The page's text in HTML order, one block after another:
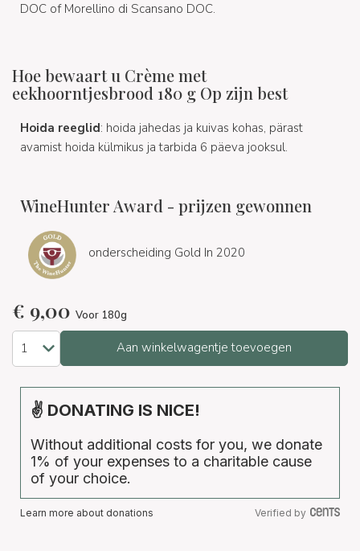
DOC of Morellino di Scansano DOC.
Hoe bewaart u Crème met
eekhoorntjesbrood 180 g Op zijn best
Hoida reeglid: hoida jahedas ja kuivas kohas, pärast
avamist hoida külmikus ja tarbida 6 päeva jooksul.
WineHunter Award - prijzen gewonnen
onderscheiding Gold In 2020
€ 9,00 Voor 180g
Aan winkelwagentje toevoegen
✌ DONATING IS NICE!
Without additional costs for you, we donate
1% of your expenses to a charitable cause
of your choice.
Learn more about donations Verified by